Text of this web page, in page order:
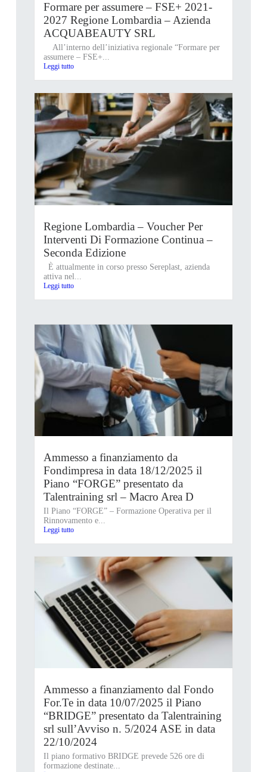
Formare per assumere – FSE+ 2021-
2027 Regione Lombardia – Azienda
ACQUABEAUTY SRL
All’interno dell’iniziativa regionale “Formare per
assumere – FSE+...
Leggi tutto
Regione Lombardia – Voucher Per
Interventi Di Formazione Continua –
Seconda Edizione
È attualmente in corso presso Sereplast, azienda
attiva nel...
Leggi tutto
Ammesso a finanziamento da
Fondimpresa in data 18/12/2025 il
Piano “FORGE” presentato da
Talentraining srl – Macro Area D
Il Piano “FORGE” – Formazione Operativa per il
Rinnovamento e...
Leggi tutto
Ammesso a finanziamento dal Fondo
For.Te in data 10/07/2025 il Piano
“BRIDGE” presentato da Talentraining
srl sull’Avviso n. 5/2024 ASE in data
22/10/2024
Il piano formativo BRIDGE prevede 526 ore di
formazione destinate...